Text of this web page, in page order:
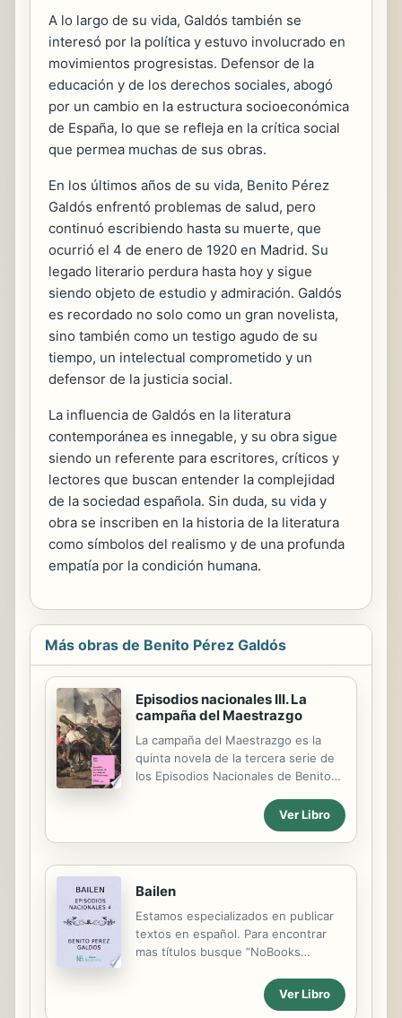
A lo largo de su vida, Galdós también se
interesó por la política y estuvo involucrado en
movimientos progresistas. Defensor de la
educación y de los derechos sociales, abogó
por un cambio en la estructura socioeconómica
de España, lo que se refleja en la crítica social
que permea muchas de sus obras.
En los últimos años de su vida, Benito Pérez
Galdós enfrentó problemas de salud, pero
continuó escribiendo hasta su muerte, que
ocurrió el 4 de enero de 1920 en Madrid. Su
legado literario perdura hasta hoy y sigue
siendo objeto de estudio y admiración. Galdós
es recordado no solo como un gran novelista,
sino también como un testigo agudo de su
tiempo, un intelectual comprometido y un
defensor de la justicia social.
La influencia de Galdós en la literatura
contemporánea es innegable, y su obra sigue
siendo un referente para escritores, críticos y
lectores que buscan entender la complejidad
de la sociedad española. Sin duda, su vida y
obra se inscriben en la historia de la literatura
como símbolos del realismo y de una profunda
empatía por la condición humana.
Más obras de Benito Pérez Galdós
Episodios nacionales III. La
campaña del Maestrazgo
La campaña del Maestrazgo es la
quinta novela de la tercera serie de
los Episodios Nacionales de Benito
cambiamos de escenario en la guerra
Carlista. Por una vez dejamos las
tierras vascas y navarras y el autor
nos hace cruzar todo Aragón para
acercarnos al Maestrazgo, comarca
que comparten las actuales
provincias de Teruel y Castellón. Allí
es donde se van a ver las caras los
ejércitos carlistas y cristino.
provisionalmente de protagonista y
aparece un viejo aristócrata, don
Ver Libro
Bailen
Estamos especializados en publicar
textos en español. Para encontrar
mas títulos busque “NoBooks
http://www.nobooksed.com
Contamos con mas volúmenes en
Ver Libro